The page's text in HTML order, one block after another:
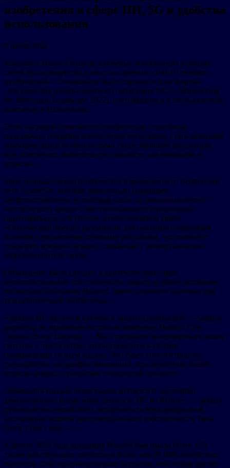
изобретения в сфере ИИ, 5G и удобства
использования
9 июня 2022
Компания Huawei назвала ключевые изобретения в рамках
своей проходящей раз в два года премии «Топ-10 лучших
изобретений». Объявление было сделано в ходе форума
«Расширение инновационного ландшафта 2022» (Broadening
the Innovation Landscape 2022), состоявшегося в штаб-квартире
компании в Шэньчжэне.
Этой наградой отмечаются изобретения, способные
поддержать создание новой серии продукции, стать важными
коммерческими особенностями существующей продукции
или обеспечить значительную ценность для компании и
отрасли.
Удостоенные наград изобретения варьируются от нейронной
сети AdderNet, которая значительно сокращает
энергопотребление и площадь цепи, до революционного
«оптического зрачка», обеспечивающего уникальный
идентификатор для систем оптоволоконной связи.
«Оптический зрачок» разработан для оказания операторам
помощи в управлении сетевыми ресурсами, что позволит
сократить время и затраты, связанные с развертыванием
широкополосной связи.
Объявление было сделано в контексте темы прав
интеллектуальной собственности, защита и обмен которыми,
по мнению компании Huawei, имеет ключевое значение для
технологической экосистемы.
«Защита ИС является ключом к защите инноваций, — заявил
директор по правовым вопросам компании Huawei Cун
Люпин (Song Liuping). — Мы стремимся лицензировать наши
патенты и технологии, чтобы поделиться своими
инновациями со всем миром. Это будет способствовать
расширению ландшафта инноваций, продвижению нашей
отрасли вперед и развитию технологий для всех».
«Компания Huawei непрерывно меняется и постоянно
демонстрирует всему миру ценность ИС из Китая», — заявил
руководитель китайского департамента Международной
ассоциации защиты интеллектуальной собственности Тянь
Липу (Tian Lipu). —
К концу 2021 года компания Huawei уже имела более 110
тысяч действующих патентов в более чем 45 000 семействах
патентов. Она получила больше патентов, чем любая другая